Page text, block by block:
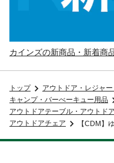
カインズの新商品・新着商
トップ
アウトドア・レジャ
キャンプ・バーべーキュー用品
アウトドアテーブル・アウトド
アウトドアチェア
【CDM】